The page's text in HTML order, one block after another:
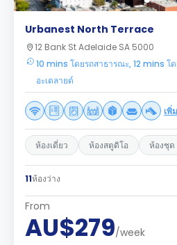
Urbanest North Terrace
12 Bank St Adelaide SA 5000
10 mins โดยรถสาธารณะ, 12 mins โด
อะเดลายด์
เพิ่
ห้องเดี่ยว ห้องสตูดิโอ ห้องชุด
11ห้องว่าง
From
AU$279/week